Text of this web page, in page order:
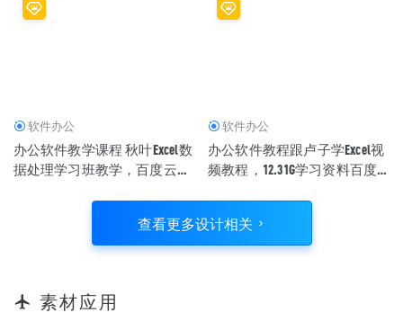
软件办公
办公软件教学课程 秋叶Excel数
据处理学习班教学，百度云盘
软件办公
办公软件教程跟卢子学Excel视
频教程，12.31G学习资料百度
查看更多设计相关
素材应用